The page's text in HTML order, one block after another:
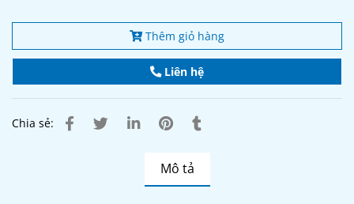
Thêm giỏ hàng
Liên hệ
Chia sẻ:
Mô tả